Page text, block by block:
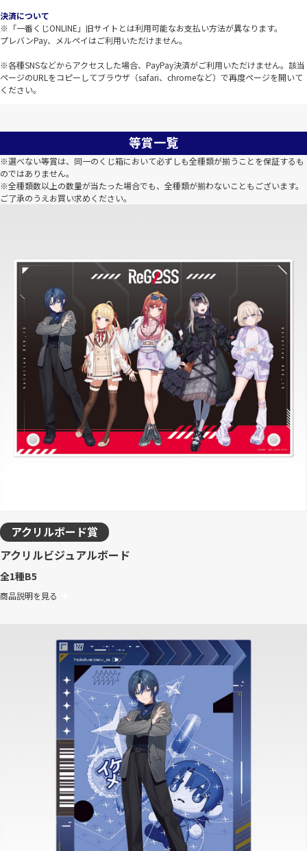
決済について
※「一番くじONLINE」旧サイトとは利用可能なお支払い方法が異なります。
プレバンPay、メルペイはご利用いただけません。
※各種SNSなどからアクセスした場合、PayPay決済がご利用いただけません。該当
ページのURLをコピーしてブラウザ（safari、chromeなど）で再度ページを開いて
ください。
等賞一覧
※選べない等賞は、同一のくじ箱において必ずしも全種類が揃うことを保証するも
のではありません。
※全種類数以上の数量が当たった場合でも、全種類が揃わないこともございます。
ご了承のうえお買い求めください。
アクリルボード賞
アクリルビジュアルボード
全1種B5
商品説明を見る